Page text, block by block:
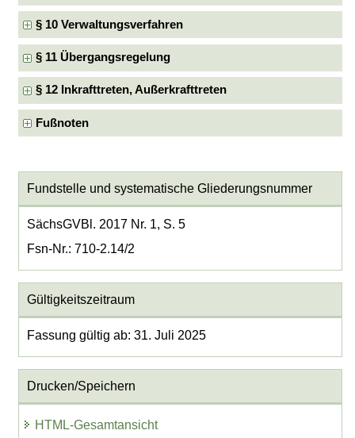
§ 10 Verwaltungsverfahren
§ 11 Übergangsregelung
§ 12 Inkrafttreten, Außerkrafttreten
Fußnoten
Fundstelle und systematische Gliederungsnummer
SächsGVBl. 2017 Nr. 1, S. 5
Fsn-Nr.: 710-2.14/2
Gültigkeitszeitraum
Fassung gültig ab: 31. Juli 2025
Drucken/Speichern
HTML-Gesamtansicht